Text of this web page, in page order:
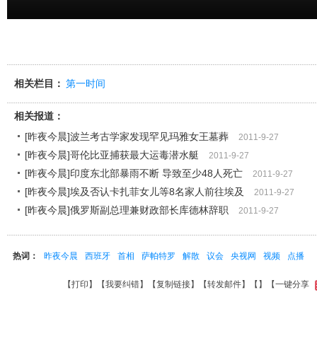
相关栏目： 第一时间
相关报道：
[昨夜今晨]波兰考古学家发现罕见玛雅女王墓葬
2011-9-27
[昨夜今晨]哥伦比亚捕获最大运毒潜水艇 2011-9-27
[昨夜今晨]印度东北部暴雨不断 导致至少48人死亡 2011-9-27
[昨夜今晨]埃及否认卡扎菲女儿等8名家人前往埃及 2011-9-27
[昨夜今晨]俄罗斯副总理兼财政部长库德林辞职 2011-9-27
热词： 昨夜今晨 西班牙 首相 萨帕特罗 解散 议会 央视网 视频 点播
【打印 】【我要纠错】【复制链接】【转发邮件】【 】 【一键分享